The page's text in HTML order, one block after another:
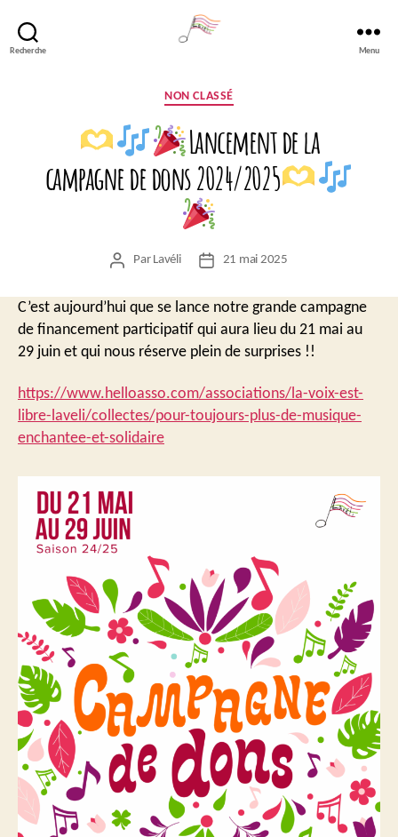
Recherche Menu
Catégories
NON CLASSÉ
Lancement de la
campagne de dons 2024/2025
Auteur
l’article
Par Lavéli
Date
l’article
21 mai 2025
C’est aujourd’hui que se lance notre grande campagne
de financement participatif qui aura lieu du 21 mai au
29 juin et qui nous réserve plein de surprises !!
https://www.helloasso.com/associations/la-voix-est-
libre-laveli/collectes/pour-toujours-plus-de-musique-
enchantee-et-solidaire